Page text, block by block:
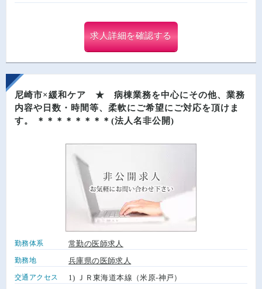
求人詳細を確認する
尼崎市×緩和ケア ★ 病棟業務を中心にその他、業務
内容や日数・時間等、柔軟にご希望にご対応を頂けま
す。 ＊＊＊＊＊＊＊＊(法人名非公開)
勤務体系 常勤の医師求人
勤務地 兵庫県の医師求人
交通アクセス 1) ＪＲ東海道本線（米原-神戸）